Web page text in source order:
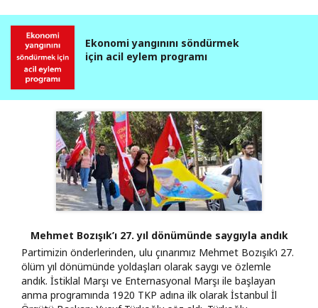
Ekonomi yangınını söndürmek
için acil eylem programı
Mehmet Bozışık’ı 27. yıl dönümünde saygıyla andık
Partimizin önderlerinden, ulu çınarımız Mehmet Bozışık’ı 27.
ölüm yıl dönümünde yoldaşları olarak saygı ve özlemle
andık. İstiklal Marşı ve Enternasyonal Marşı ile başlayan
anma programında 1920 TKP adına ilk olarak İstanbul İl